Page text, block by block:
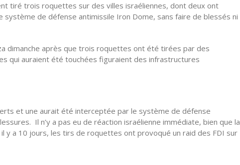
tiré trois roquettes sur des villes israéliennes, dont deux ont
de défense antimissile Iron Dome, sans faire de blessés ni
dimanche après que trois roquettes ont été tirées par des
qui auraient été touchées figuraient des infrastructures
et une aurait été interceptée par le système de défense
Il n’y a pas eu de réaction israélienne immédiate, bien que la
y a 10 jours, les tirs de roquettes ont provoqué un raid des FDI sur